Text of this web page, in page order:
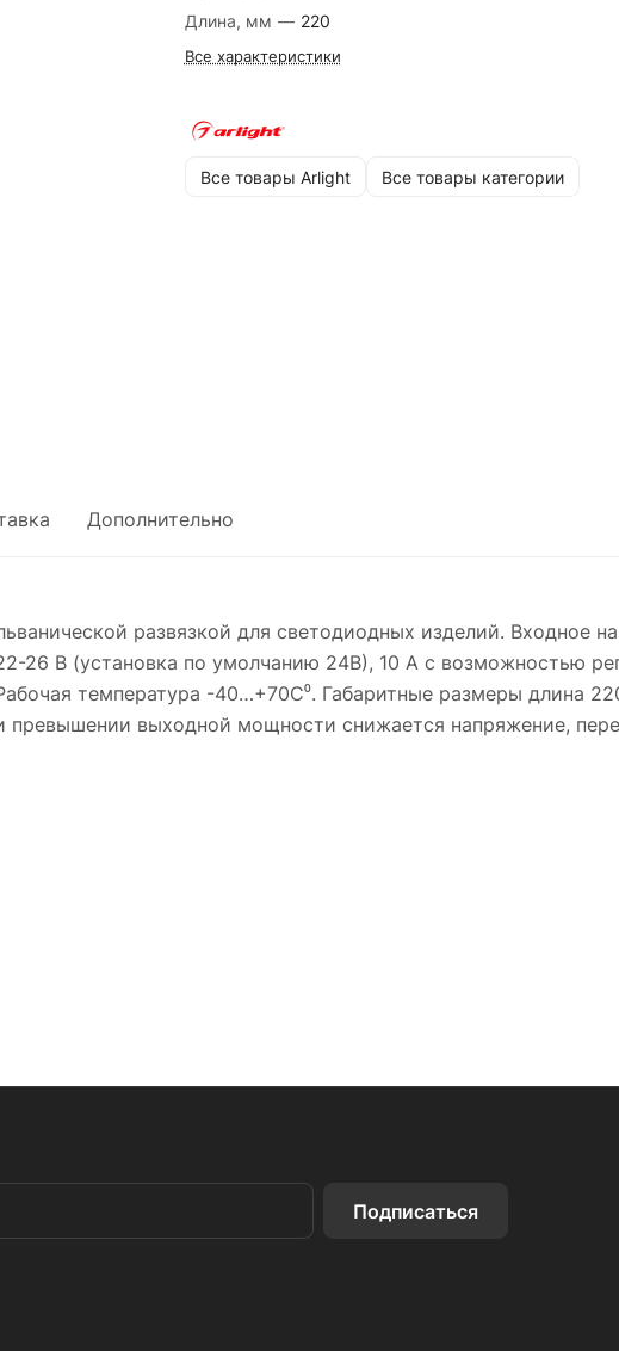
Длина, мм — 220
Все характеристики
Все товары Arlight Все товары категории
Дополнительно
развязкой для светодиодных изделий. Входное
26 В (установка по умолчанию 24В), 10 А с возможностью
температура -40…+70C⁰. Габаритные размеры длина
выходной мощности снижается напряжение,
Подписаться